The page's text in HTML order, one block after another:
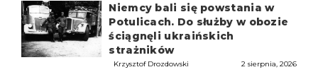
Niemcy bali się powstania w
Potulicach. Do służby w obozie
ściągnęli ukraińskich
strażników
Krzysztof Drozdowski 2 sierpnia, 2026